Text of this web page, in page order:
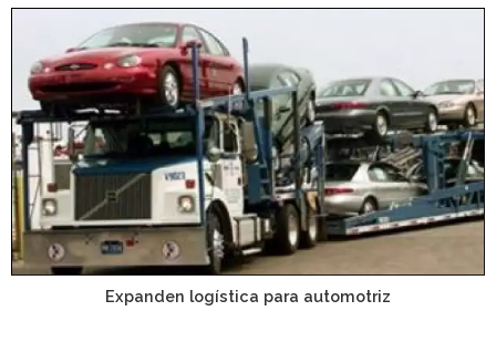
Expanden logística para automotriz